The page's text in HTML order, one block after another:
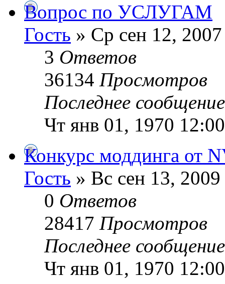
Вопрос по УСЛУГАМ
Гость » Ср сен 12,
3 Ответов
36134 Просмотров
Последнее
Чт янв 01, 1970
Конкурс моддинга от
Гость » Вс сен 13,
0 Ответов
28417 Просмотров
Последнее
Чт янв 01, 1970